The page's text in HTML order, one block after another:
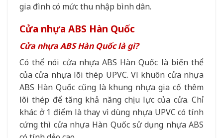
gia đình có mức thu nhập bình dân.
Cửa nhựa ABS Hàn Quốc
Cửa nhựa ABS Hàn Quốc là gì?
Có thể nói cửa nhựa ABS Hàn Quốc là biến thể
của cửa nhựa lõi thép UPVC. Vì khuôn cửa nhựa
ABS Hàn Quốc cũng là khung nhựa gia cố thêm
lõi thép để tăng khả năng chịu lực của cửa. Chỉ
khác ở 1 điểm là thay vì dùng nhựa UPVC có tính
cứng thì cửa nhựa Hàn Quốc sử dụng nhựa ABS